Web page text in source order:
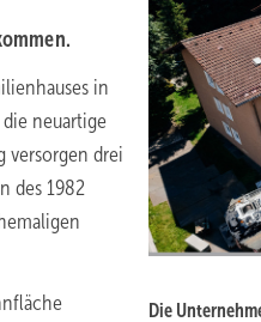
Die
in
neuartige
versorgen drei
des 1982